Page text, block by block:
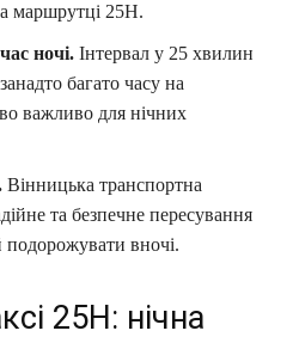
маршрутці 25Н.
ночі. Інтервал у 25 хвилин
багато часу на
важливо для нічних
Вінницька транспортна
та безпечне пересування
подорожувати вночі.
25Н: нічна